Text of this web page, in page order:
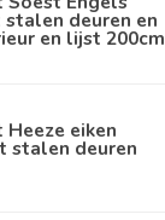
deuren en
en lijst 200cm
eiken
stalen deuren